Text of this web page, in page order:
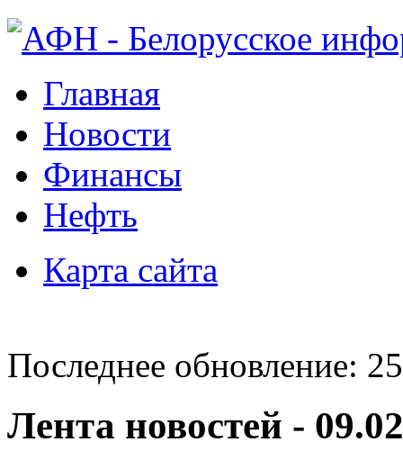
Главная
Новости
Финансы
Нефть
Карта сайта
Последнее обновление:
Лента новостей -